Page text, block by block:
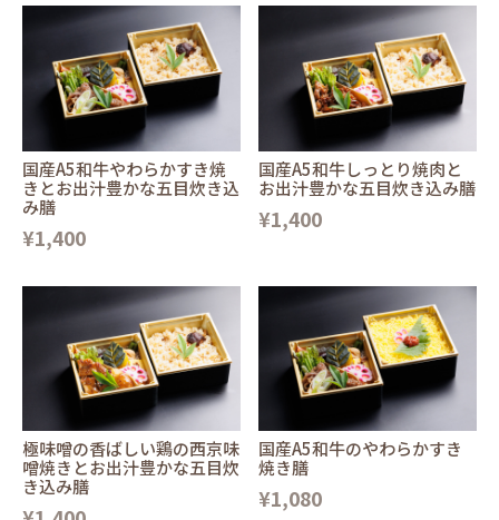
国産A5和牛やわらかすき焼
きとお出汁豊かな五目炊き込
み膳
¥1,400
国産A5和牛しっとり焼肉と
お出汁豊かな五目炊き込み膳
¥1,400
極味噌の香ばしい鶏の西京味
噌焼きとお出汁豊かな五目炊
き込み膳
国産A5和牛のやわらかすき
焼き膳
¥1,080